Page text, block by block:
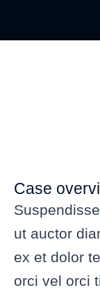
Case
ut auctor
ex et dolor
orci vel orci